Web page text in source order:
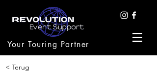
Your Touring Partner
< Terug